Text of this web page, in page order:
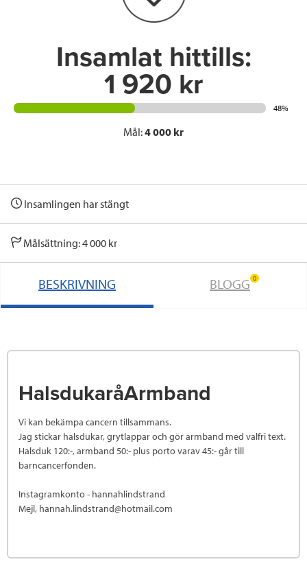
n
Insamlat hittills:
1 920 kr
48%
Mål:4 000 kr
Insamlingen har stängt
Målsättning: 4 000 kr
BESKRIVNING BLOGG 0
HalsdukaråArmband
Vi kan bekämpa cancern tillsammans.
Jag stickar halsdukar, grytlappar och gör armband med valfri text.
Halsduk 120:-, armband 50:- plus porto varav 45:- går till
barncancerfonden.
Instagramkonto - hannahlindstrand
Mejl, hannah.lindstrand@hotmail.com